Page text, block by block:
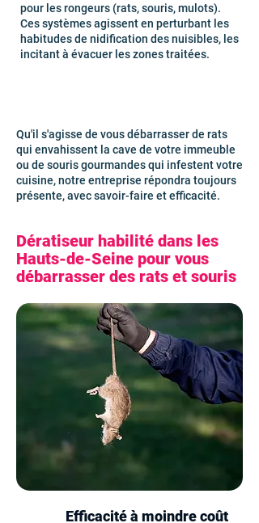
pour les rongeurs (rats, souris, mulots).
Ces systèmes agissent en perturbant les
habitudes de nidification des nuisibles, les
incitant à évacuer les zones traitées.
Qu'il s'agisse de vous débarrasser de rats
qui envahissent la cave de votre immeuble
ou de souris gourmandes qui infestent votre
cuisine, notre entreprise répondra toujours
présente, avec savoir-faire et efficacité.
Dératiseur habilité dans les
Hauts-de-Seine pour vous
débarrasser des rats et souris
Efficacité à moindre coût